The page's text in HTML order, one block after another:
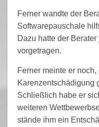
Ferner wandte der
Softwarepauschale
Dazu hatte der
vorgetragen.
Ferner meinte er
Karenzentschädigung
Schließlich habe er
weiteren
stände ihm ein